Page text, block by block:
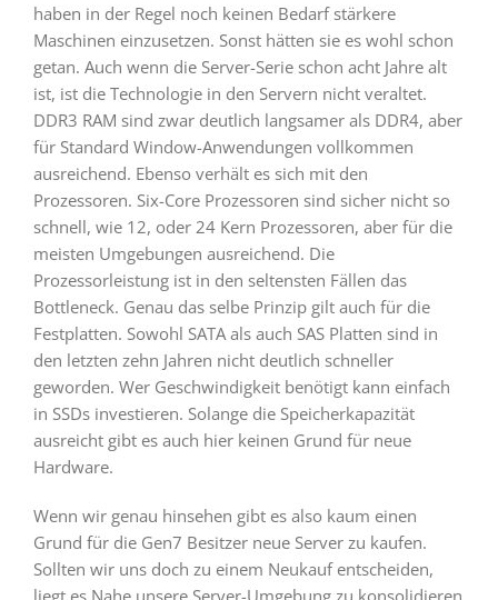
haben in der Regel noch keinen Bedarf stärkere
Maschinen einzusetzen. Sonst hätten sie es wohl schon
getan. Auch wenn die Server-Serie schon acht Jahre alt
ist, ist die Technologie in den Servern nicht veraltet.
DDR3 RAM sind zwar deutlich langsamer als DDR4, aber
für Standard Window-Anwendungen vollkommen
ausreichend. Ebenso verhält es sich mit den
Prozessoren. Six-Core Prozessoren sind sicher nicht so
schnell, wie 12, oder 24 Kern Prozessoren, aber für die
meisten Umgebungen ausreichend. Die
Prozessorleistung ist in den seltensten Fällen das
Bottleneck. Genau das selbe Prinzip gilt auch für die
Festplatten. Sowohl SATA als auch SAS Platten sind in
den letzten zehn Jahren nicht deutlich schneller
geworden. Wer Geschwindigkeit benötigt kann einfach
in SSDs investieren. Solange die Speicherkapazität
ausreicht gibt es auch hier keinen Grund für neue
Hardware.
Wenn wir genau hinsehen gibt es also kaum einen
Grund für die Gen7 Besitzer neue Server zu kaufen.
Sollten wir uns doch zu einem Neukauf entscheiden,